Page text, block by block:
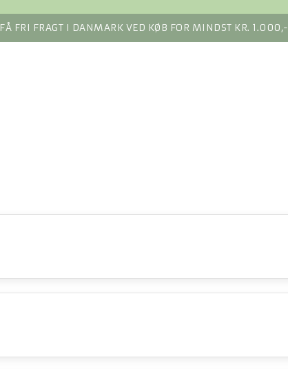
FÅ FRI FRAGT I DANMARK VED KØB FOR MINDST KR. 1.000,-